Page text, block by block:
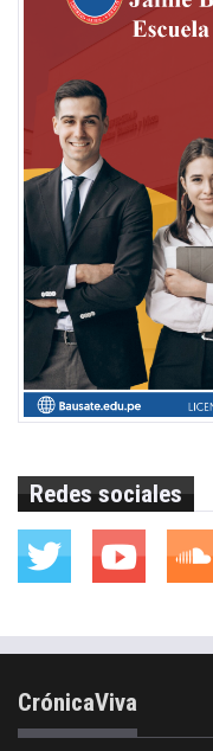
Redes sociales
CrónicaViva